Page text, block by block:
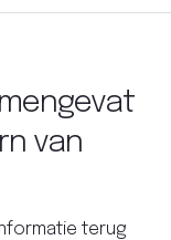
van
terug